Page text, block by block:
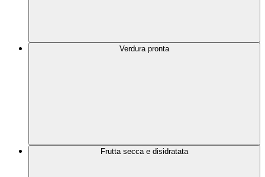
Verdura pronta
Frutta secca e disidratata